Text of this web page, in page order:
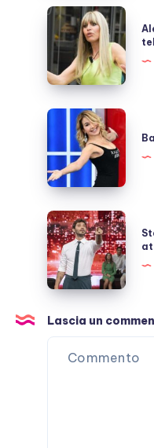
sappiamo
Alessandra
Mussolini,
carriera
televisiva
dopo
GFVip?
Barbara
D’Urso
denuncia
Mediaset
Stefano
De
Martino
e
vizio
di
attaccarlo
Lascia un